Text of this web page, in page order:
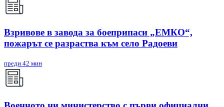
Взривове в завода за боеприпаси „ЕМКО“,
пожарът се разраства към село Радоеви
преди 42 мин